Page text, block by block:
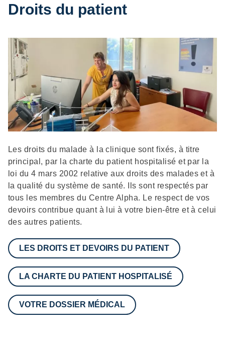
Droits du patient
Description
Les droits du malade à la clinique sont fixés, à titre
principal, par la charte du patient hospitalisé et par la
loi du 4 mars 2002 relative aux droits des malades et à
la qualité du système de santé. Ils sont respectés par
tous les membres du Centre Alpha. Le respect de vos
devoirs contribue quant à lui à votre bien-être et à celui
des autres patients.
LES DROITS ET DEVOIRS DU PATIENT
LA CHARTE DU PATIENT HOSPITALISÉ
VOTRE DOSSIER MÉDICAL